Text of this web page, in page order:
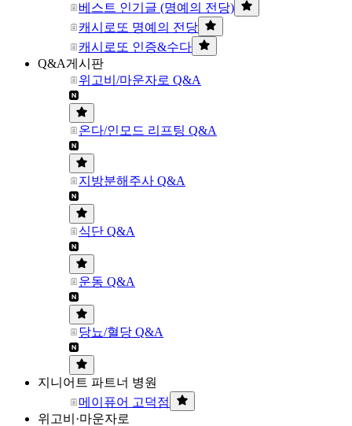
베스트 인기글 (명예의 전당)
캐시로또 명예의 전당
캐시로또 인증&수다
Q&A게시판
위고비/마운자로 Q&A
온다/인모드 리프팅 Q&A
지방분해주사 Q&A
식단 Q&A
운동 Q&A
당뇨/혈당 Q&A
지니어트 파트너 병원
메이퓨어 고덕점
위고비·마운자로